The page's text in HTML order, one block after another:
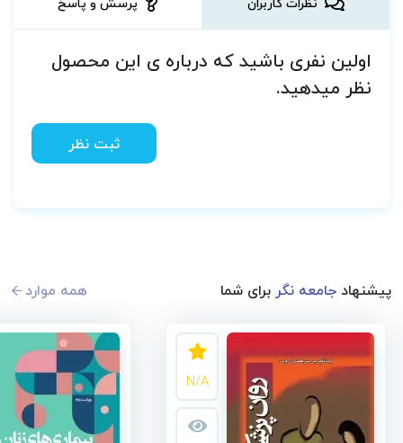
اولین نفری باشید که درباره ی این محصول
نظر میدهید.
ثبت نظر
پیشنهادجامعه نگربرای شما همه موارد
N/A